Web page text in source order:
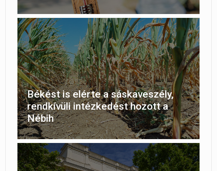
Békést is elérte a sáskaveszély,
rendkívüli intézkedést hozott a
Nébih